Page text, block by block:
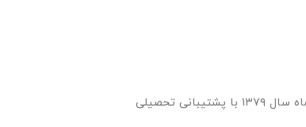
انجمن یاران دانش و مهر در مهرماه سال ۱۳۷۹ با پشتیبانی تحصیلی